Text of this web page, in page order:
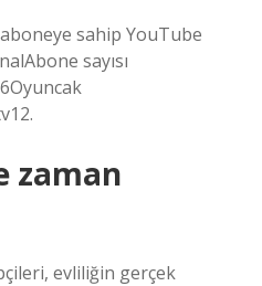
sahip YouTube
sayısı
zaman
evliliğin gerçek